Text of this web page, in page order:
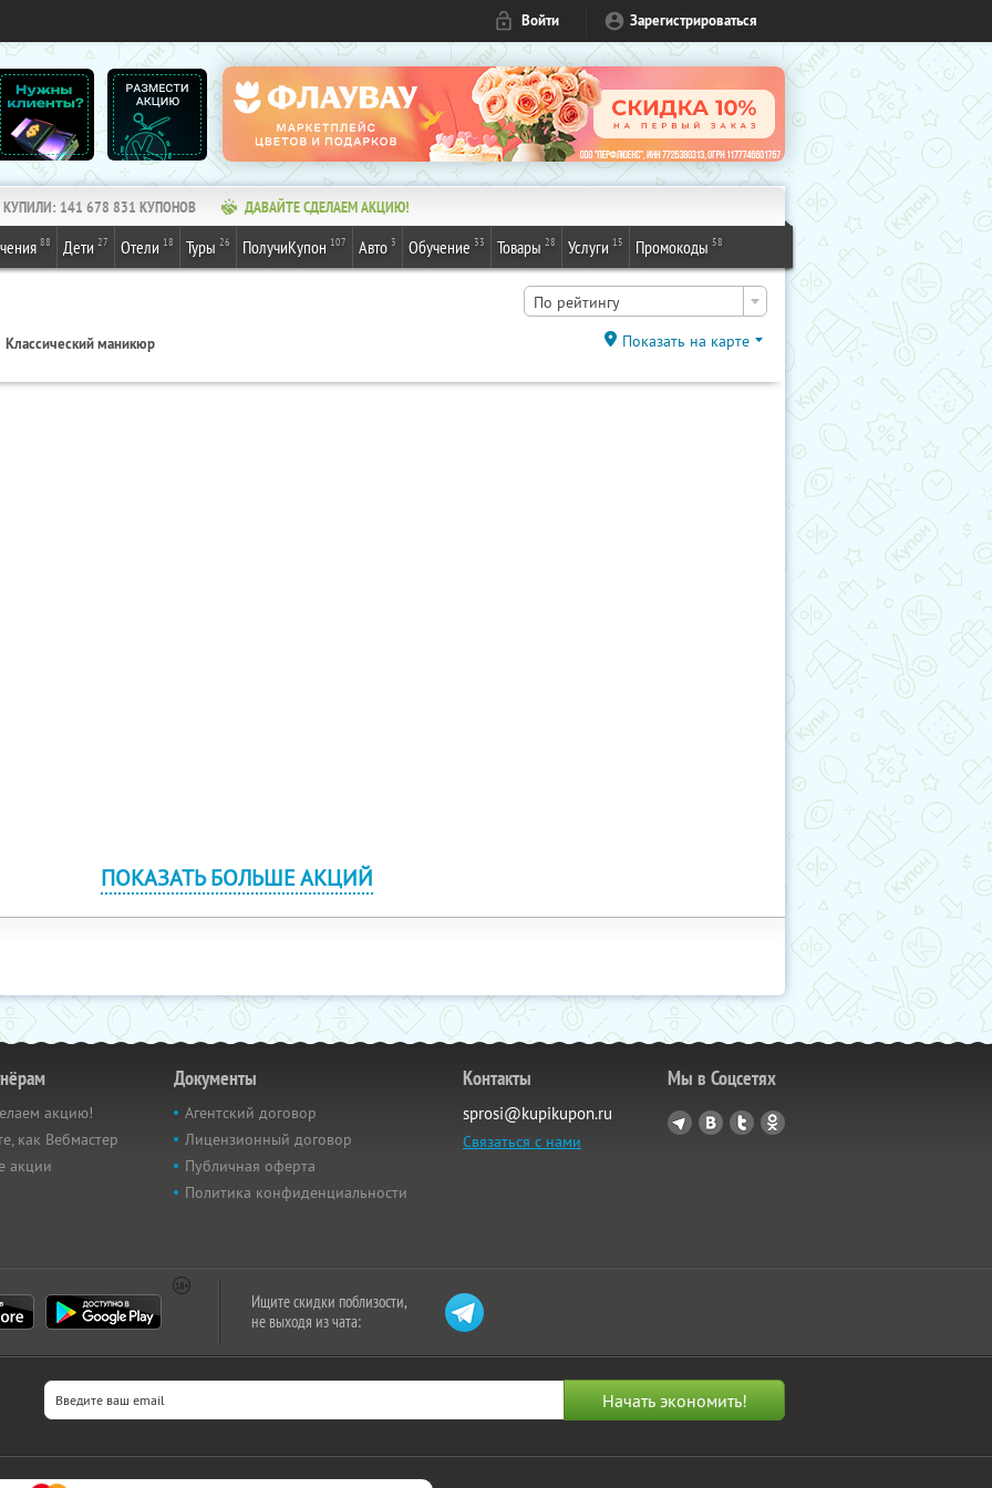
Войти Зарегистрироваться
КУПИЛИ: 141 678 831 КУПОНОВ ДАВАЙТЕ СДЕЛАЕМ АКЦИЮ!
88 Дети 27 Отели 18 Туры 26 ПолучиКупон 107 Авто 3 Обучение 33 Товары 28 Услуги 15 Промокоды 58
По рейтингу
Классический маникюр Показать на карте
ПОКАЗАТЬ БОЛЬШЕ АКЦИЙ
акцию!
как Вебмастер
акции
Документы
Агентский договор
Лицензионный договор
Публичная оферта
Политика конфиденциальности
Контакты
sprosi@kupikupon.ru
Связаться с нами
Мы в Соцсетях
Ищите скидки поблизости,
не выходя из чата: